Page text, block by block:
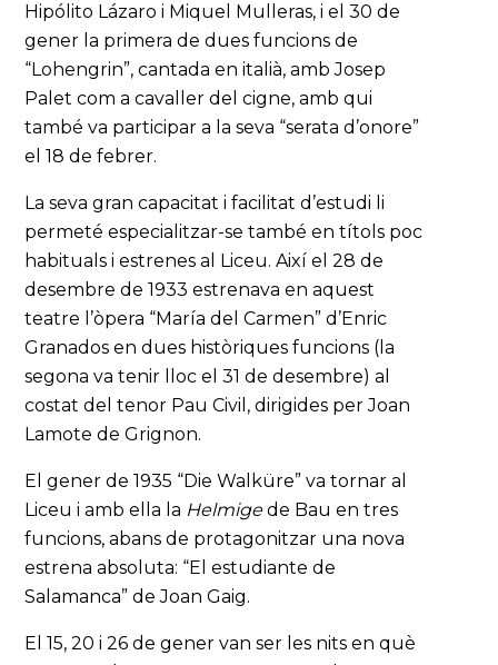
Hipólito Lázaro i Miquel Mulleras, i el 30 de
gener la primera de dues funcions de
“Lohengrin”, cantada en italià, amb Josep
Palet com a cavaller del cigne, amb qui
també va participar a la seva “serata d’onore”
el 18 de febrer.
La seva gran capacitat i facilitat d’estudi li
permeté especialitzar-se també en títols poc
habituals i estrenes al Liceu. Així el 28 de
desembre de 1933 estrenava en aquest
teatre l’òpera “María del Carmen” d’Enric
Granados en dues històriques funcions (la
segona va tenir lloc el 31 de desembre) al
costat del tenor Pau Civil, dirigides per Joan
Lamote de Grignon.
El gener de 1935 “Die Walküre” va tornar al
Liceu i amb ella la Helmigede Bau en tres
funcions, abans de protagonitzar una nova
estrena absoluta: “El estudiante de
Salamanca” de Joan Gaig.
El 15, 20 i 26 de gener van ser les nits en què